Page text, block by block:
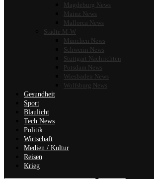
Magdeburg News
Mainz News
Mallorca News
Städte M-W
München News
Schwerin News
Stuttgart Nachrichten
Potsdam News
Wiesbaden News
Wolfsburg News
Gesundheit
Sport
Blaulicht
Tech News
Politik
Wirtschaft
Medien / Kultur
Reisen
Krieg